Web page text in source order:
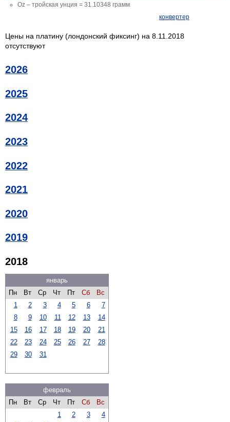
Oz – тройская унция = 31.10348 грамм
конвертер
Цены на платину (лондонский фиксинг) на 8.11.2018
отсутствуют
2026
2025
2024
2023
2022
2021
2020
2019
2018
январь
Пн
Вт Ср Чт Пт Сб
Вс
1
2 3 4 5 6
7
8
9 10 11 12 13
14
15
16 17 18 19 20
21
22
23 24 25 26 27
28
29
30 31
февраль
Пн
Вт Ср Чт Пт Сб
Вс
1
2 3
4